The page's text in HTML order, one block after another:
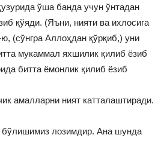
ўша банда учун ўнтадан
қўяди. (Яъни, нияти ва ихлосига
(сўнгра Аллоҳдан қўрқиб,) уни
мукаммал яхшилик қилиб ёзиб
битта ёмонлик қилиб ёзиб
амалларни ният катталаштиради.
лозимдир. Ана шунда